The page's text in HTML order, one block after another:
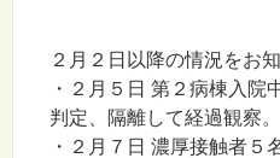
２月２日以降の情況をお
・２月５日 第２病棟入院
判定、隔離して経過観察。
・２月７日 濃厚接触者５